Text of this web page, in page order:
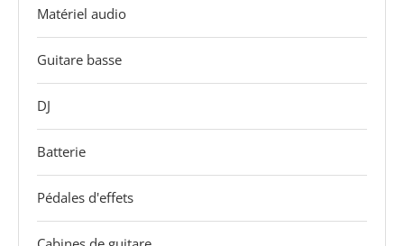
Matériel audio
Guitare basse
DJ
Batterie
Pédales d'effets